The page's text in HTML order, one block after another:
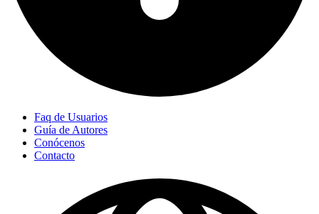
Faq de Usuarios
Guía de Autores
Conócenos
Contacto